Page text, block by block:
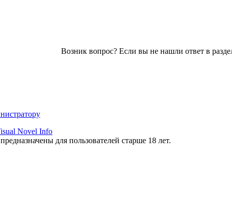
Возник вопрос? Если вы не нашли ответ в
Novel Info
для пользователей старше 18 лет.